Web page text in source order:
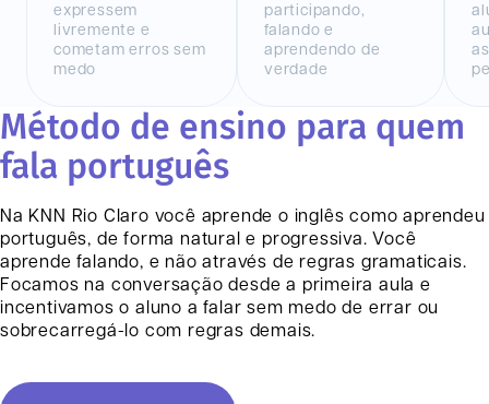
expressem
livremente e
cometam erros sem
medo
participando,
falando e
aprendendo de
verdade
Método de ensino para quem
fala português
Na KNN Rio Claro você aprende o inglês como aprendeu
português, de forma natural e progressiva. Você
aprende falando, e não através de regras gramaticais.
Focamos na conversação desde a primeira aula e
incentivamos o aluno a falar sem medo de errar ou
sobrecarregá-lo com regras demais.